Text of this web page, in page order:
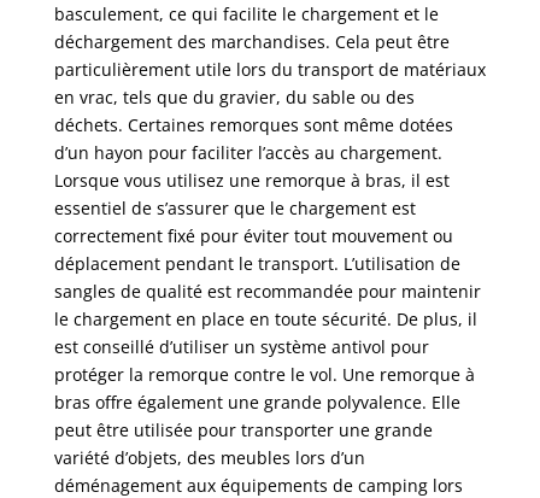
basculement, ce qui facilite le chargement et le
déchargement des marchandises. Cela peut être
particulièrement utile lors du transport de matériaux
en vrac, tels que du gravier, du sable ou des
déchets. Certaines remorques sont même dotées
d’un hayon pour faciliter l’accès au chargement.
Lorsque vous utilisez une remorque à bras, il est
essentiel de s’assurer que le chargement est
correctement fixé pour éviter tout mouvement ou
déplacement pendant le transport. L’utilisation de
sangles de qualité est recommandée pour maintenir
le chargement en place en toute sécurité. De plus, il
est conseillé d’utiliser un système antivol pour
protéger la remorque contre le vol. Une remorque à
bras offre également une grande polyvalence. Elle
peut être utilisée pour transporter une grande
variété d’objets, des meubles lors d’un
déménagement aux équipements de camping lors